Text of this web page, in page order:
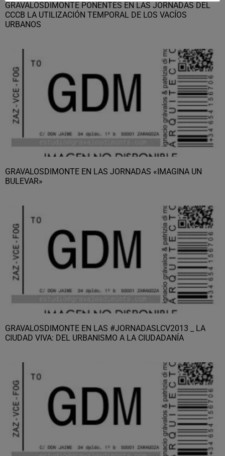
GRAVALOSDIMONTE PONENTES EN LAS JORNADAS DEL
CCCB LA UTILIZACIÓN TEMPORAL DE LOS VACÍOS
URBANOS
GRAVALOSDIMONTE EN LAS JORNADAS «IMAGINA UN
BULEVAR»
GRAVALOSDIMONTE EN LAS #JORNADASLCV2013 _ LA
CIUDAD VIVA: DEL URBANISMO A LA CIUDADANÍA